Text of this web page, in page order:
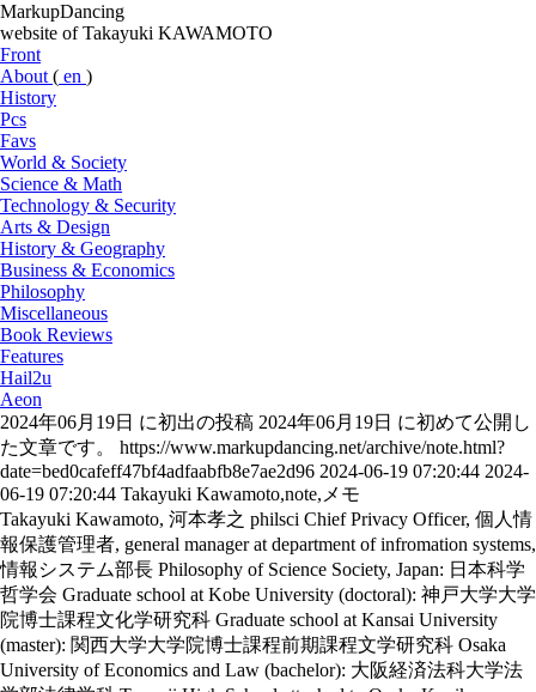
MarkupDancing
website of Takayuki KAWAMOTO
Front
About ( en )
History
Pcs
Favs
World & Society
Science & Math
Technology & Security
Arts & Design
History & Geography
Business & Economics
Philosophy
Miscellaneous
Book Reviews
Features
Hail2u
Aeon
2024年06月19日 に初出の投稿 2024年06月19日 に初めて公開し
た文章です。
https://www.markupdancing.net/archive/note.html?
date=bed0cafeff47bf4adfaabfb8e7ae2d96 2024-06-19 07:20:44 2024-
06-19 07:20:44 Takayuki Kawamoto,note,メモ
Takayuki Kawamoto, 河本孝之 philsci Chief Privacy Officer, 個人情
報保護管理者, general manager at department of infromation systems,
情報システム部長 Philosophy of Science Society, Japan: 日本科学
哲学会 Graduate school at Kobe University (doctoral): 神戸大学大学
院博士課程文化学研究科 Graduate school at Kansai University
(master): 関西大学大学院博士課程前期課程文学研究科 Osaka
University of Economics and Law (bachelor): 大阪経済法科大学法